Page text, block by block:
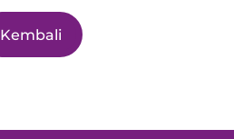
Kembali